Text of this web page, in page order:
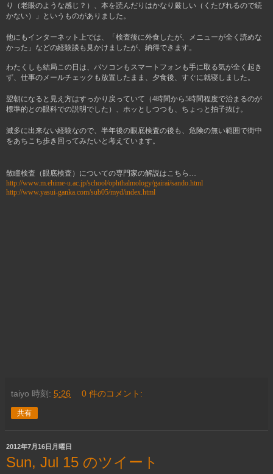
り（老眼のような感じ？）、本を読んだりはかなり厳しい（くたびれるので続
かない）」というものがありました。
他にもインターネット上では、「検査後に外食したが、メニューが全く読めな
かった」などの経験談も見かけましたが、納得できます。
わたくしも結局この日は、パソコンもスマートフォンも手に取る気が全く起き
ず、仕事のメールチェックも放置したまま、夕食後、すぐに就寝しました。
翌朝になると見え方はすっかり戻っていて（4時間から5時間程度で治まるのが
標準的との眼科での説明でした）、ホッとしつつも、ちょっと拍子抜け。
滅多に出来ない経験なので、半年後の眼底検査の後も、危険の無い範囲で街中
をあちこち歩き回ってみたいと考えています。
散瞳検査（眼底検査）についての専門家の解説はこちら…
http://www.m.ehime-u.ac.jp/school/ophthalmology/gairai/sando.html
http://www.yasui-ganka.com/sub05/myd/index.html
taiyo 時刻: 5:26 0 件のコメント:
共有
2012年7月16日月曜日
Sun, Jul 15 のツイート